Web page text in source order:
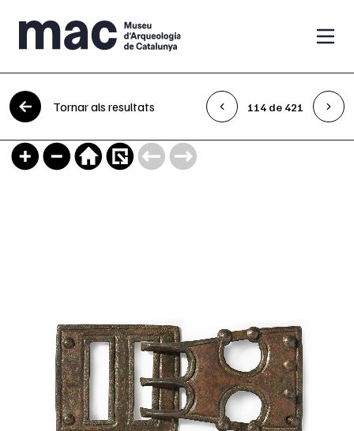
Vés al contingut
Tornar als resultats 114 de 421